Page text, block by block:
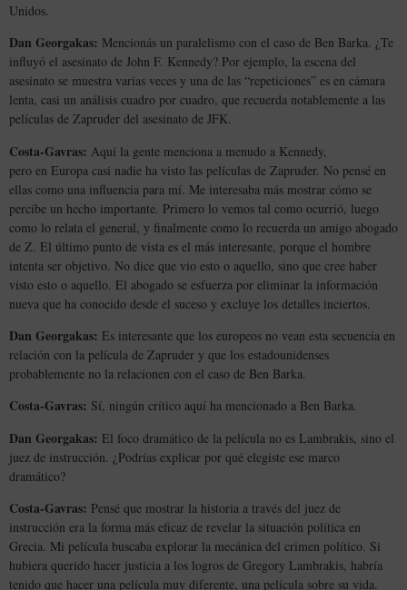
Unidos.
Dan Georgakas: Mencionás un paralelismo con el caso de Ben Barka. ¿Te
influyó el asesinato de John F. Kennedy? Por ejemplo, la escena del
asesinato se muestra varias veces y una de las “repeticiones” es en cámara
lenta, casi un análisis cuadro por cuadro, que recuerda notablemente a las
películas de Zapruder del asesinato de JFK.
Costa-Gavras: Aquí la gente menciona a menudo a Kennedy,
pero en Europa casi nadie ha visto las películas de Zapruder. No pensé en
ellas como una influencia para mí. Me interesaba más mostrar cómo se
percibe un hecho importante. Primero lo vemos tal como ocurrió, luego
como lo relata el general, y finalmente como lo recuerda un amigo abogado
de Z. El último punto de vista es el más interesante, porque el hombre
intenta ser objetivo. No dice que vio esto o aquello, sino que cree haber
visto esto o aquello. El abogado se esfuerza por eliminar la información
nueva que ha conocido desde el suceso y excluye los detalles inciertos.
Dan Georgakas: Es interesante que los europeos no vean esta secuencia en
relación con la película de Zapruder y que los estadounidenses
probablemente no la relacionen con el caso de Ben Barka.
Costa-Gavras: Sí, ningún crítico aquí ha mencionado a Ben Barka.
Dan Georgakas: El foco dramático de la película no es Lambrakis, sino el
juez de instrucción. ¿Podrías explicar por qué elegiste ese marco
dramático?
Costa-Gavras: Pensé que mostrar la historia a través del juez de
instrucción era la forma más eficaz de revelar la situación política en
Grecia. Mi película buscaba explorar la mecánica del crimen político. Si
hubiera querido hacer justicia a los logros de Gregory Lambrakis, habría
tenido que hacer una película muy diferente, una película sobre su vida.